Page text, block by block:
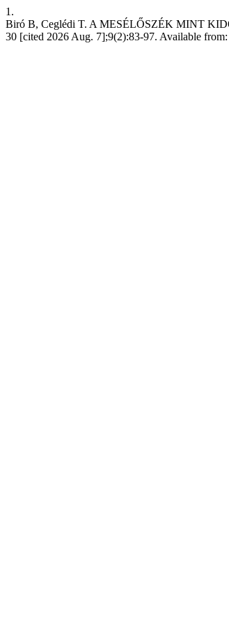
1.
Biró B, Ceglédi T. A MESÉLŐSZÉK MINT
30 [cited 2026 Aug. 7];9(2):83-97. Available from: